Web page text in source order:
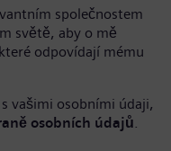
společnostem
světě, aby o mě
odpovídají mému
vašimi osobními údaji,
osobních údajů.